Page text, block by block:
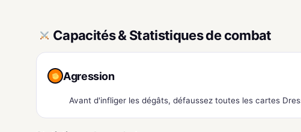
Capacités & Statistiques de combat
Agression
Avant d'infliger les dégâts, défaussez toutes les cartes